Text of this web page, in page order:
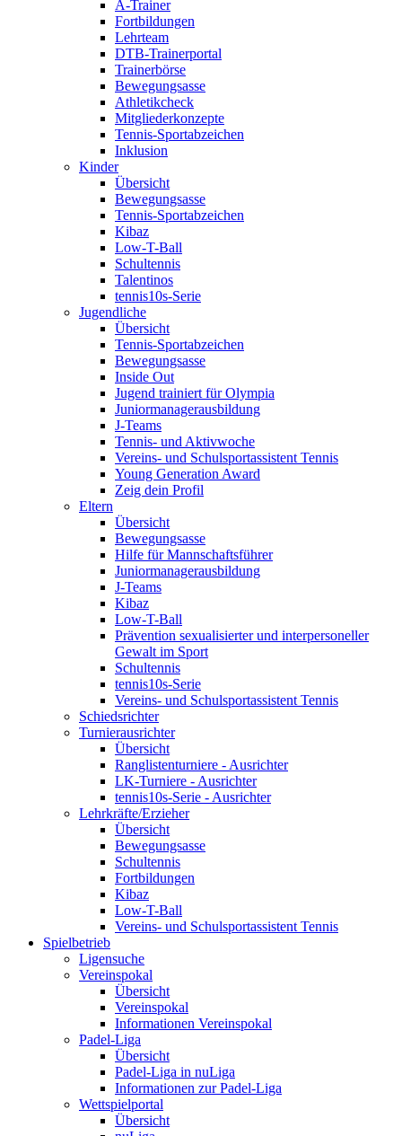
A-Trainer
Fortbildungen
Lehrteam
DTB-Trainerportal
Trainerbörse
Bewegungsasse
Athletikcheck
Mitgliederkonzepte
Tennis-Sportabzeichen
Inklusion
Kinder
Übersicht
Bewegungsasse
Tennis-Sportabzeichen
Kibaz
Low-T-Ball
Schultennis
Talentinos
tennis10s-Serie
Jugendliche
Übersicht
Tennis-Sportabzeichen
Bewegungsasse
Inside Out
Jugend trainiert für Olympia
Juniormanagerausbildung
J-Teams
Tennis- und Aktivwoche
Vereins- und Schulsportassistent Tennis
Young Generation Award
Zeig dein Profil
Eltern
Übersicht
Bewegungsasse
Hilfe für Mannschaftsführer
Juniormanagerausbildung
J-Teams
Kibaz
Low-T-Ball
Prävention sexualisierter und interpersoneller
Gewalt im Sport
Schultennis
tennis10s-Serie
Vereins- und Schulsportassistent Tennis
Schiedsrichter
Turnierausrichter
Übersicht
Ranglistenturniere - Ausrichter
LK-Turniere - Ausrichter
tennis10s-Serie - Ausrichter
Lehrkräfte/Erzieher
Übersicht
Bewegungsasse
Schultennis
Fortbildungen
Kibaz
Low-T-Ball
Vereins- und Schulsportassistent Tennis
Spielbetrieb
Ligensuche
Vereinspokal
Übersicht
Vereinspokal
Informationen Vereinspokal
Padel-Liga
Übersicht
Padel-Liga in nuLiga
Informationen zur Padel-Liga
Wettspielportal
Übersicht